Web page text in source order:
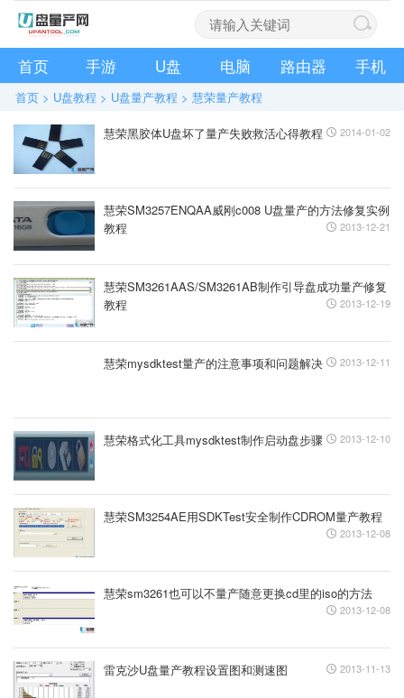
首页 手游 U盘 电脑 路由器 手机
首页 > U盘教程 > U盘量产教程 > 慧荣量产教程
慧荣黑胶体U盘坏了量产失败救活心得教程 2014-01-02
慧荣SM3257ENQAA威刚c008 U盘量产的方法修复实例
教程
2013-12-21
慧荣SM3261AAS/SM3261AB制作引导盘成功量产修复
教程
2013-12-19
慧荣mysdktest量产的注意事项和问题解决 2013-12-11
慧荣格式化工具mysdktest制作启动盘步骤 2013-12-10
慧荣SM3254AE用SDKTest安全制作CDROM量产教程
2013-12-08
慧荣sm3261也可以不量产随意更换cd里的iso的方法
2013-12-08
雷克沙U盘量产教程设置图和测速图 2013-11-13